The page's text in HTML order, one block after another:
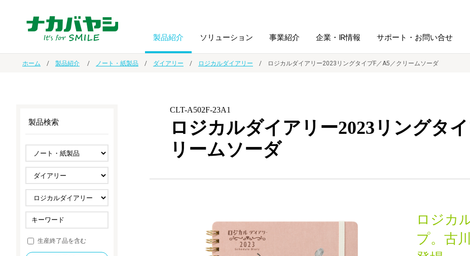
製品紹介
ノート・紙製品
ファイル・
ホルダー用品
筆
スマートフォン・
タブレット関連
防災・
セキュリティ用品
ソリューション
オーダー手帳・ノベルティ制作 学校ソリューション
ドキュメントスキャニングサービス
導入事例
事業紹介 企業・IR情報
IR情報 沿革
サステナビリティ
サポート・お問い合せ
ホーム 製品紹介 ノート・紙製品 ダイアリー ロジカルダイアリー ロジカルダイアリー2023リングタイプF／A5／クリームソーダ
CLT-A502F-23A1
ロジカルダイアリー2023リングタ
リームソーダ
ロジカ
プ。古
製品検索
生産終了品を含む